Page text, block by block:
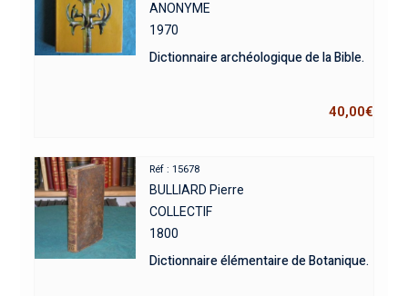
ANONYME
1970
Dictionnaire archéologique de la Bible.
40,00€
Réf : 15678
BULLIARD Pierre
COLLECTIF
1800
Dictionnaire élémentaire de Botanique.